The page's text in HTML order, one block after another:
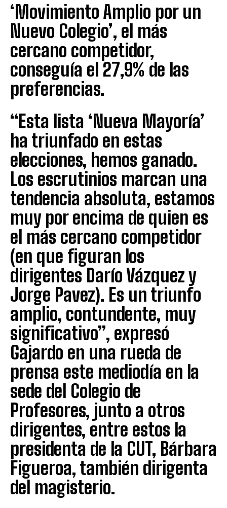
‘Movimiento Amplio por un
Nuevo Colegio’, el más
cercano competidor,
conseguía el 27,9% de las
preferencias.
“Esta lista ‘Nueva Mayoría’
ha triunfado en estas
elecciones, hemos ganado.
Los escrutinios marcan una
tendencia absoluta, estamos
muy por encima de quien es
el más cercano competidor
(en que figuran los
dirigentes Darío Vázquez y
Jorge Pavez). Es un triunfo
amplio, contundente, muy
significativo”, expresó
Gajardo en una rueda de
prensa este mediodía en la
sede del Colegio de
Profesores, junto a otros
dirigentes, entre estos la
presidenta de la CUT, Bárbara
Figueroa, también dirigenta
del magisterio.